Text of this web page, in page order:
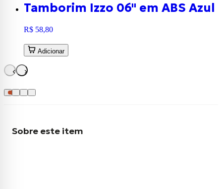
Tamborim Izzo 06" em ABS Azul
R$ 58,80
Adicionar
Sobre este item